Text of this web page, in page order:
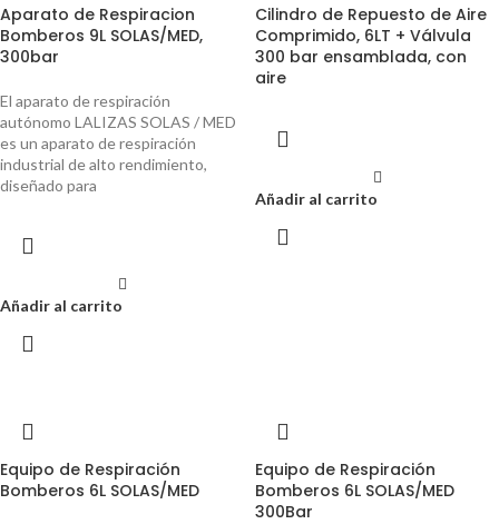
Aparato de Respiracion
Bomberos 9L SOLAS/MED,
300bar
El aparato de respiración
autónomo LALIZAS SOLAS / MED
es un aparato de respiración
industrial de alto rendimiento,
diseñado para
Añadir al carrito
Cilindro de Repuesto de Aire
Comprimido, 6LT + Válvula
300 bar ensamblada, con
aire
Añadir al carrito
Equipo de Respiración
Bomberos 6L SOLAS/MED
Equipo de Respiración
Bomberos 6L SOLAS/MED
300Bar